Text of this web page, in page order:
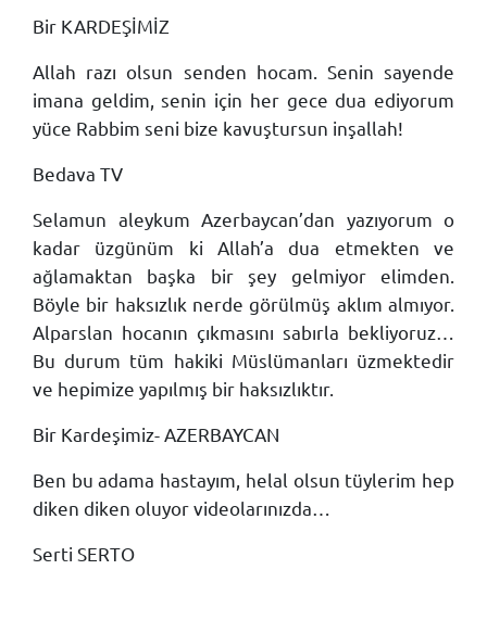
Bir KARDEŞİMİZ
Allah razı olsun senden hocam. Senin sayende
imana geldim, senin için her gece dua ediyorum
yüce Rabbim seni bize kavuştursun inşallah!
Bedava TV
Selamun aleykum Azerbaycan’dan yazıyorum o
kadar üzgünüm ki Allah’a dua etmekten ve
ağlamaktan başka bir şey gelmiyor elimden.
Böyle bir haksızlık nerde görülmüş aklım almıyor.
Alparslan hocanın çıkmasını sabırla bekliyoruz…
Bu durum tüm hakiki Müslümanları üzmektedir
ve hepimize yapılmış bir haksızlıktır.
Bir Kardeşimiz- AZERBAYCAN
Ben bu adama hastayım, helal olsun tüylerim hep
diken diken oluyor videolarınızda…
Serti SERTO